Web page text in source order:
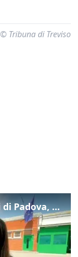
Tribuna di Treviso
Gli avvocati visitano le carceri di Padova, ecco cosa hanno trovato